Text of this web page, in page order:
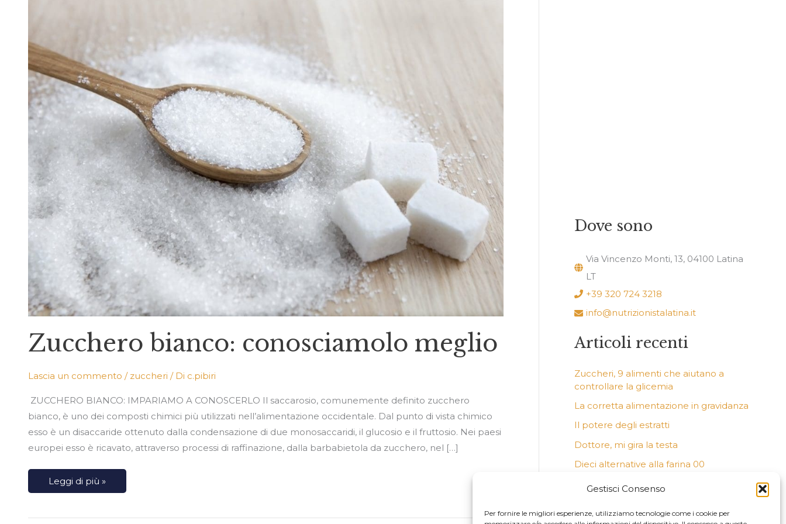
Gestisci Consenso
Per fornire le migliori esperienze, utilizziamo tecnologie come i cookie per
Zucchero bianco: conosciamolo meglio
Lascia un commento / zuccheri / Di c.pibiri
ZUCCHERO BIANCO: IMPARIAMO A CONOSCERLO Il saccarosio, comunemente definito zucchero
bianco, è uno dei composti chimici più utilizzati nell’alimentazione occidentale. Dal punto di vista chimico
esso è un disaccaride ottenuto dalla condensazione di due monosaccaridi, il glucosio e il fruttosio. Nei paesi
europei esso è ricavato, attraverso processi di raffinazione, dalla barbabietola da zucchero, nel […]
Leggi di più »
Dove sono
Via Vincenzo Monti, 13, 04100 Latina
LT
+39 320 724 3218
info@nutrizionistalatina.it
Articoli recenti
Zuccheri, 9 alimenti che aiutano a
controllare la glicemia
La corretta alimentazione in gravidanza
Il potere degli estratti
Dottore, mi gira la testa
Dieci alternative alla farina 00
Commenti recenti